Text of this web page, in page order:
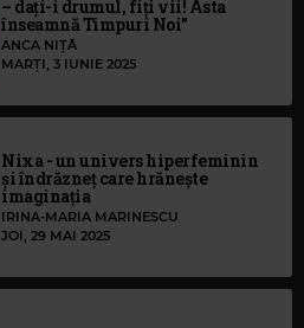
– dați-i drumul, fiți vii! Asta
înseamnă Timpuri Noi”
ANCA NIȚĂ
MARȚI, 3 IUNIE 2025
Nixa - un univers hiperfeminin
și îndrăzneț care hrănește
imaginația
IRINA-MARIA MARINESCU
JOI, 29 MAI 2025